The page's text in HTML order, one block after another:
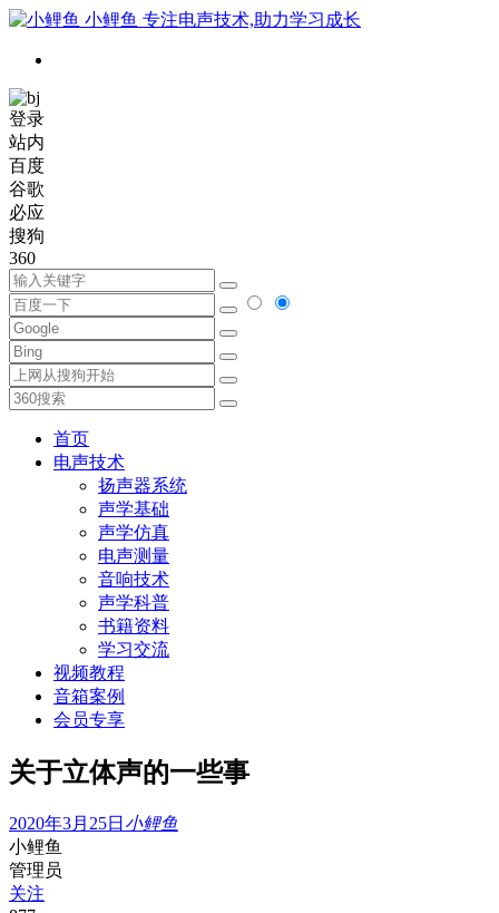
小鲤鱼 专注电声技术,助力学习成长
登录
站内
百度
谷歌
必应
搜狗
360
首页
电声技术
扬声器系统
声学基础
声学仿真
电声测量
音响技术
声学科普
书籍资料
学习交流
视频教程
音箱案例
会员专享
关于立体声的一些事
2020年3月25日 小鲤鱼
小鲤鱼
管理员
关注